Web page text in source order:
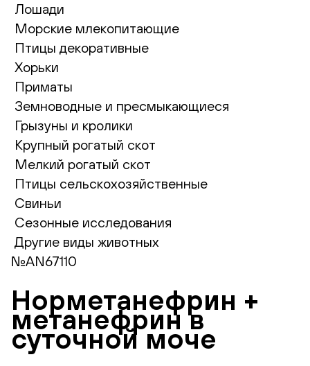
Лошади
Морские млекопитающие
Птицы декоративные
Хорьки
Приматы
Земноводные и пресмыкающиеся
Грызуны и кролики
Крупный рогатый скот
Мелкий рогатый скот
Птицы сельскохозяйственные
Свиньи
Сезонные исследования
Другие виды животных
№AN67110
Норметанефрин +
метанефрин в
суточной моче